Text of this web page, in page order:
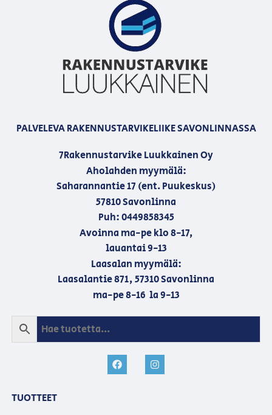
PALVELEVA RAKENNUSTARVIKELIIKE SAVONLINNASSA
7Rakennustarvike Luukkainen Oy
Aholahden myymälä:
Saharannantie 17 (ent. Puukeskus)
57810 Savonlinna
Puh: 0449858345
Avoinna ma-pe klo 8-17,
lauantai 9-13
Laasalan myymälä:
Laasalantie 871, 57310 Savonlinna
ma-pe 8-16 la 9-13
TUOTTEET